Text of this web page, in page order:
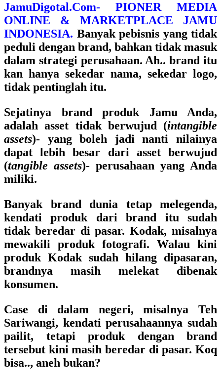
JamuDigotal.Com- PIONER MEDIA
ONLINE & MARKETPLACE JAMU
INDONESIA. Banyak pebisnis yang tidak
peduli dengan brand, bahkan tidak masuk
dalam strategi perusahaan. Ah.. brand itu
kan hanya sekedar nama, sekedar logo,
tidak pentinglah itu.
Sejatinya brand produk Jamu Anda,
adalah asset tidak berwujud (intangible
assets)- yang boleh jadi nanti nilainya
dapat lebih besar dari asset berwujud
(tangible assets)- perusahaan yang Anda
miliki.
Banyak brand dunia tetap melegenda,
kendati produk dari brand itu sudah
tidak beredar di pasar. Kodak, misalnya
mewakili produk fotografi. Walau kini
produk Kodak sudah hilang dipasaran,
brandnya masih melekat dibenak
konsumen.
Case di dalam negeri, misalnya Teh
Sariwangi, kendati perusahaannya sudah
pailit, tetapi produk dengan brand
tersebut kini masih beredar di pasar. Koq
bisa.., aneh bukan?